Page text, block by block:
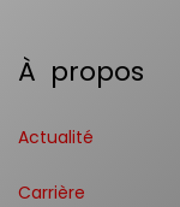
À propos
Actualité
Carrière